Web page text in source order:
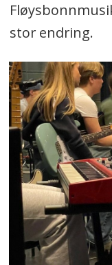
stor endring.